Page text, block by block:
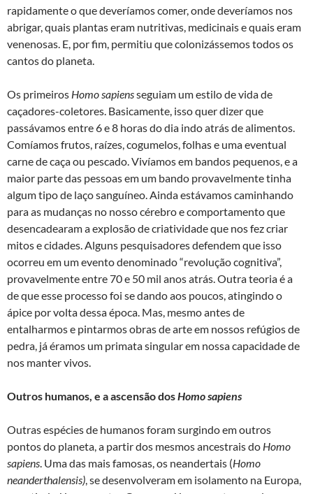
rapidamente o que deveríamos comer, onde deveríamos nos
abrigar, quais plantas eram nutritivas, medicinais e quais eram
venenosas. E, por fim, permitiu que colonizássemos todos os
cantos do planeta.
Os primeiros Homo sapiensseguiam um estilo de vida de
caçadores-coletores. Basicamente, isso quer dizer que
passávamos entre 6 e 8 horas do dia indo atrás de alimentos.
Comíamos frutos, raízes, cogumelos, folhas e uma eventual
carne de caça ou pescado. Vivíamos em bandos pequenos, e a
maior parte das pessoas em um bando provavelmente tinha
algum tipo de laço sanguíneo. Ainda estávamos caminhando
para as mudanças no nosso cérebro e comportamento que
desencadearam a explosão de criatividade que nos fez criar
mitos e cidades. Alguns pesquisadores defendem que isso
ocorreu em um evento denominado “revolução cognitiva”,
provavelmente entre 70 e 50 mil anos atrás. Outra teoria é a
de que esse processo foi se dando aos poucos, atingindo o
ápice por volta dessa época. Mas, mesmo antes de
entalharmos e pintarmos obras de arte em nossos refúgios de
pedra, já éramos um primata singular em nossa capacidade de
nos manter vivos.
Outros humanos, e a ascensão dosHomosapiens
Outras espécies de humanos foram surgindo em outros
pontos do planeta, a partir dos mesmos ancestrais do Homo
sapiens . Uma das mais famosas, os neandertais (Homo
neanderthalensis) , se desenvolveram em isolamento na Europa,